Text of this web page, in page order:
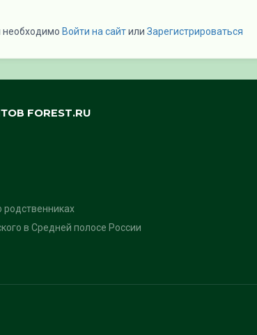
необходимо Войти на сайтили Зарегистрироваться
FOREST.RU
родственниках
в Средней полосе России